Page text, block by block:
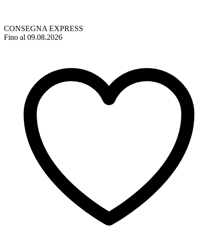
CONSEGNA EXPRESS
Fino al 09.08.2026